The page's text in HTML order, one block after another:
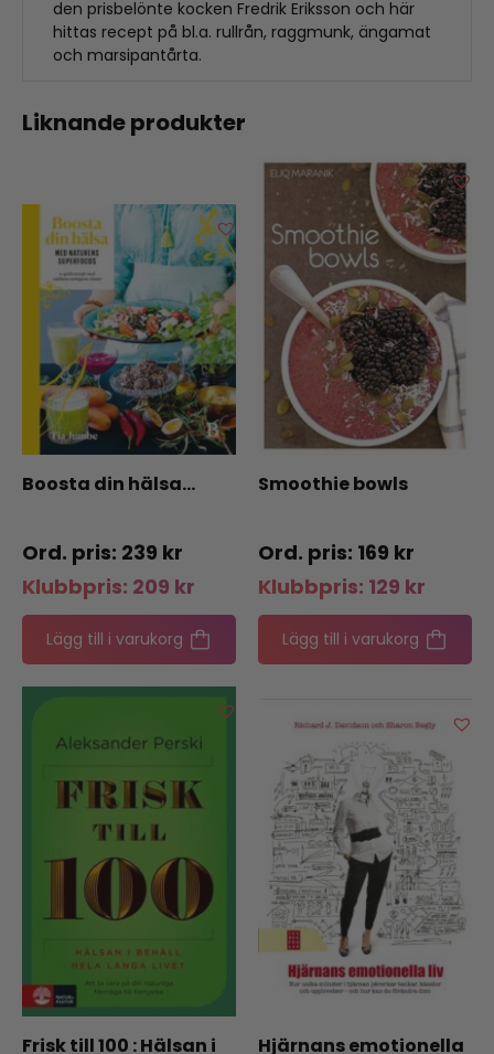
den prisbelönte kocken Fredrik Eriksson och här
hittas recept på bl.a. rullrån, raggmunk, ängamat
och marsipantårta.
Liknande produkter
Boosta din hälsa…
239 kr
Klubbpris: 209 kr
Lägg till i varukorg
Smoothie bowls
169 kr
Klubbpris: 129 kr
Lägg till i varukorg
Frisk till 100 : Hälsan i Hjärnans emotionella